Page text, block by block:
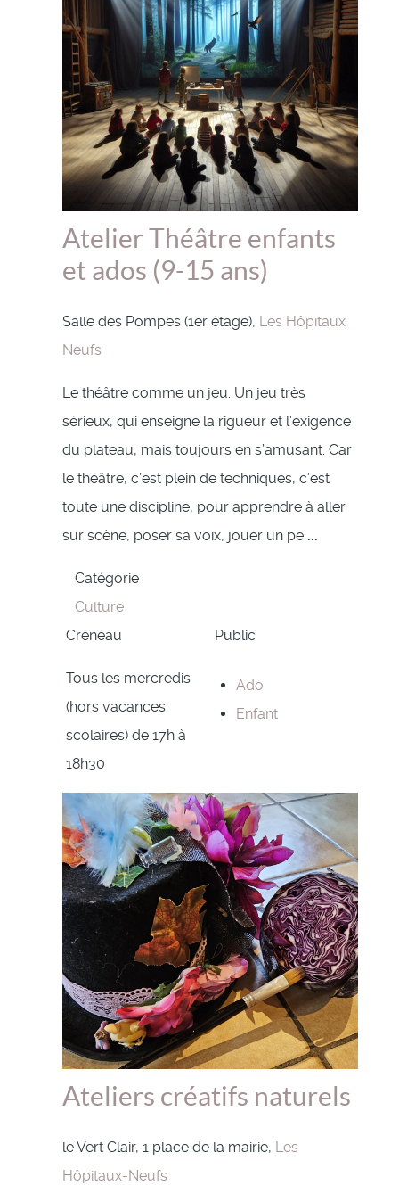
Atelier Théâtre enfants
et ados (9-15 ans)
Salle des Pompes (1er étage), Les Hôpitaux
Neufs
Le théâtre comme un jeu. Un jeu très
sérieux, qui enseigne la rigueur et l’exigence
du plateau, mais toujours en s’amusant. Car
le théâtre, c’est plein de techniques, c’est
toute une discipline, pour apprendre à aller
sur scène, poser sa voix, jouer un pe ...
Catégorie
Culture
Créneau
Tous les mercredis
(hors vacances
scolaires) de 17h à
18h30
Public
Ado
Enfant
Ateliers créatifs naturels
le Vert Clair, 1 place de la mairie, Les
Hôpitaux-Neufs